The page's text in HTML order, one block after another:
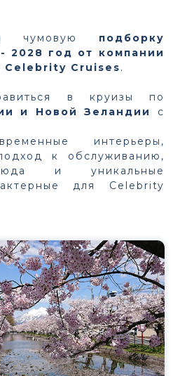
чумовую подборку
2028 год от компании
Celebrity Cruises.
в круизы по
и Новой Зеландии
с
интерьеры,
к обслуживанию,
и уникальные
для Celebrity